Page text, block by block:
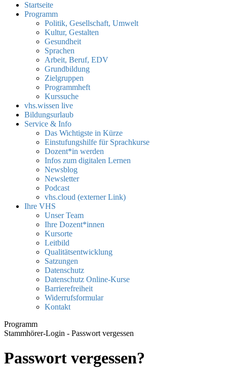
Startseite
Programm
Politik, Gesellschaft, Umwelt
Kultur, Gestalten
Gesundheit
Sprachen
Arbeit, Beruf, EDV
Grundbildung
Zielgruppen
Programmheft
Kurssuche
vhs.wissen live
Bildungsurlaub
Service & Info
Das Wichtigste in Kürze
Einstufungshilfe für Sprachkurse
Dozent*in werden
Infos zum digitalen Lernen
Newsblog
Newsletter
Podcast
vhs.cloud (externer Link)
Ihre VHS
Unser Team
Ihre Dozent*innen
Kursorte
Leitbild
Qualitätsentwicklung
Satzungen
Datenschutz
Datenschutz Online-Kurse
Barrierefreiheit
Widerrufsformular
Kontakt
Programm
Stammhörer-Login - Passwort vergessen
Passwort vergessen?